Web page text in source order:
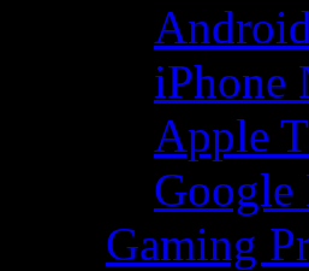
iPhone
Apple
Google
Gaming